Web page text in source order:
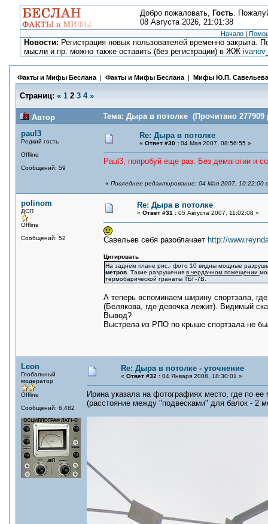
Добро пожаловать, Гость.
08 Августа 2026, 21:01:38
Начало |
Новости: Регистрация новых пользователей временно закрыта.
мысли и пр. можно также оставить (без регистрации) в ЖЖ
Факты и Мифы Беслана | Факты и Мифы Беслана | Мифы Ю.П. Савельева
Страниц: « 1 2 3 4 »
Автор
Тема: Дыра в потолке (Прочитано 277909
paul3
Редкий гость
Offline
Сообщений: 59
Re: Дыра в потолке
« Ответ #30 : 04 Мая 2007, 08:56:55 »
Paul3, попробуй еще раз. Без демагогии и
« Последнее редактирование: 04 Мая 2007, 10:22:00
polinom
ДСП
Offline
Сообщений: 52
Re: Дыра в потолке
« Ответ #31 : 05 Августа 2007, 11:02:08 »
Савельев себя разоблачает http://
Цитировать
На заднем плане рис.- фото 10 видны мощные
метров. Такие разрушения в чердачном помещении
термобарической гранаты ТБГ-7В.
А теперь вспоминаем ширину спортзала,
(Белякова, где девочка лежит). Видимый
Вывод?
Выстрела из РПО по крыше спортзала не
Leon
Глобальный
модератор
Offline
Сообщений: 6,482
Re: Дыра в потолке - уточнение
« Ответ #32 : 04 Января 2008, 18:30:01 »
Ирина указала на фотографиях место, где по
(расстояние между "подвесками" для балок - 2